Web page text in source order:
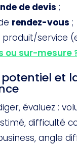
de devis ;
rendez-vous ;
produit/service
ou sur-mesure
et
évaluez :
difficulté
angle